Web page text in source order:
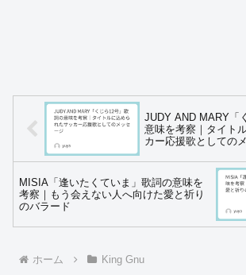
JUDY AND MARY「
意味を考察｜タイト
カー応援歌としての
MISIA「逢いたくていま」歌詞の意味を
考察｜もう会えない人へ向けた愛と祈り
のバラード
ホーム King Gnu